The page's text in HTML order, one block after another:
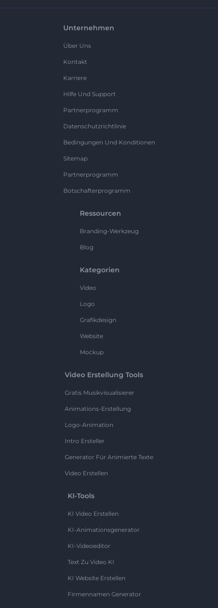
Unternehmen
Über Uns
Kontakt
Karriere
Hilfe Und Support
Partnerprogramm
Datenschutzrichtlinie
Bedingungen Und Konditionen
Sitemap
Partnerprogramm
Botschafterprogramm
Ressourcen
Branding-Werkzeug
Blog
Kategorien
Video
Logo
Grafikdesign
Website
Mockup
Video Erstellung Tools
Gratis Musikvisualisierer
Animations-Erstellung
Logo-Animation
Intro Ersteller
Generator Für Animierte Texte
Video Erstellen
KI-Tools
KI Video Erstellen
KI-Animationsgenerator
KI-Videoeditor
Text Zu Video KI
KI Website Erstellen
Firmennamen Generator